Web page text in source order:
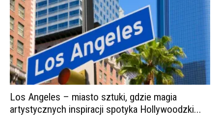
Los Angeles – miasto sztuki, gdzie magia
artystycznych inspiracji spotyka Hollywoodzki...